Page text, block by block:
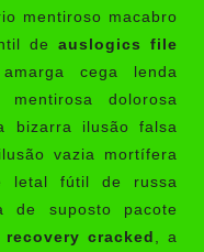
mentiroso macabro
de auslogics file
cega lenda
dolorosa
bizarra ilusão falsa
vazia mortífera
letal fútil de russa
de suposto pacote
cracked , a